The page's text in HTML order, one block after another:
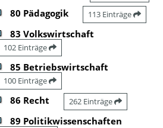
80 Pädagogik 113 Einträge
83 Volkswirtschaft
102 Einträge
85 Betriebswirtschaft
100 Einträge
86 Recht 262 Einträge
89 Politikwissenschaften